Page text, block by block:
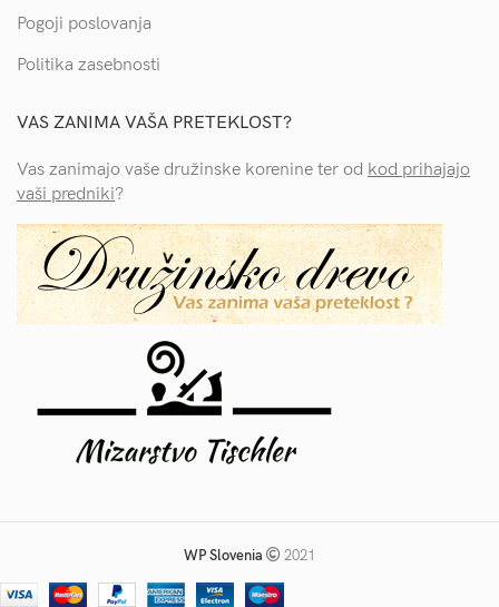
Pogoji poslovanja
Politika zasebnosti
VAS ZANIMA VAŠA PRETEKLOST?
Vas zanimajo vaše družinske korenine ter od kod prihajajo
vaši predniki?
WP Slovenia 2021